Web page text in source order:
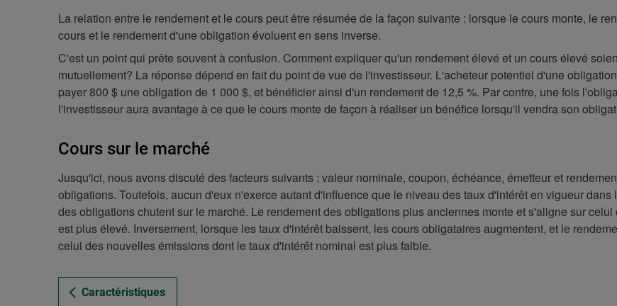
La relation entre le rendement et le cours peut être résumée de la façon suivante : lorsque le cours monte, le
cours et le rendement d'une obligation évoluent en sens inverse.
C'est un point qui prête souvent à confusion. Comment expliquer qu'un rendement élevé et un cours élevé
mutuellement? La réponse dépend en fait du point de vue de l'investisseur. L'acheteur potentiel d'une
payer 800 $ une obligation de 1 000 $, et bénéficier ainsi d'un rendement de 12,5 %. Par contre, une fois
l'investisseur aura avantage à ce que le cours monte de façon à réaliser un bénéfice lorsqu'il vendra son
Cours sur le marché
Jusqu'ici, nous avons discuté des facteurs suivants : valeur nominale, coupon, échéance, émetteur et
obligations. Toutefois, aucun d'eux n'exerce autant d'influence que le niveau des taux d'intérêt en vigueur
des obligations chutent sur le marché. Le rendement des obligations plus anciennes monte et s'aligne sur
est plus élevé. Inversement, lorsque les taux d'intérêt baissent, les cours obligataires augmentent, et le
celui des nouvelles émissions dont le taux d'intérêt nominal est plus faible.
Caractéristiques